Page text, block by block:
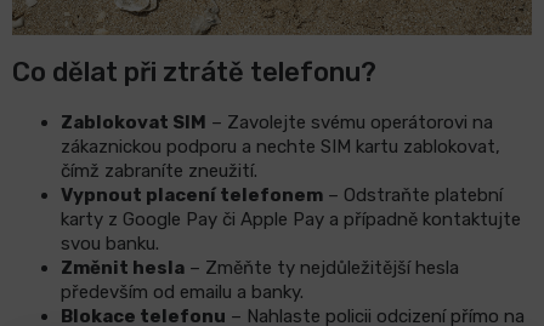
Co dělat při ztrátě telefonu?
Zablokovat SIM – Zavolejte svému operátorovi na
zákaznickou podporu a nechte SIM kartu zablokovat,
čímž zabraníte zneužití.
Vypnout placení telefonem – Odstraňte platební
karty z Google Pay či Apple Pay a případně kontaktujte
svou banku.
Změnit hesla – Změňte ty nejdůležitější hesla
především od emailu a banky.
Blokace telefonu – Nahlaste policii odcizení přímo na